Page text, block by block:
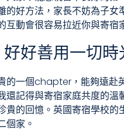
的好方法，家長不妨為子
動會很容易拉近你與寄宿
好善用一切時
的一個chapter，能夠遠赴
還記得與寄宿家庭共度的
貴的回憶。英國寄宿學校
個家。